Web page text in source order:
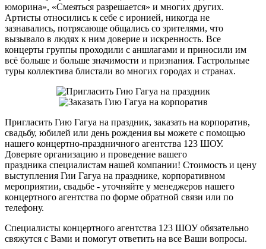
юморина», «Смеяться разрешается» и многих других.
Артисты относились к себе с иронией, никогда не
зазнавались, потрясающе общались со зрителями, что
вызывало в людях к ним доверие и искренность. Все
концерты группы проходили с аншлагами и приносили им
всё больше и больше значимости и признания. Гастрольные
туры коллектива блистали во многих городах и странах.
Пригласить Гию Гагуа на праздник, заказать на корпоратив,
свадьбу, юбилей или день рождения вы можете с помощью
нашего концертно-праздничного агентства 123 ШОУ.
Доверьте организацию и проведение вашего
праздника специалистам нашей компании! Стоимость и цену
выступления Гии Гагуа на празднике, корпоративном
мероприятии, свадьбе - уточняйте у менеджеров нашего
концертного агентства по форме обратной связи или по
телефону.
Специалисты концертного агентства 123 ШОУ обязательно
свяжутся с Вами и помогут ответить на все Ваши вопросы.